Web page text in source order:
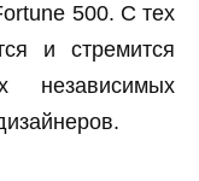
500. С тех
и стремится